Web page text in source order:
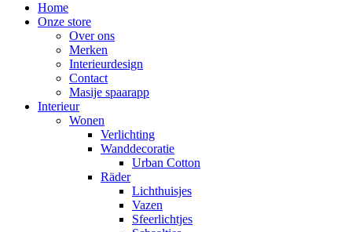
Home
Onze store
Over ons
Merken
Interieurdesign
Contact
Masije spaarapp
Interieur
Wonen
Verlichting
Wanddecoratie
Urban Cotton
Räder
Lichthuisjes
Vazen
Sfeerlichtjes